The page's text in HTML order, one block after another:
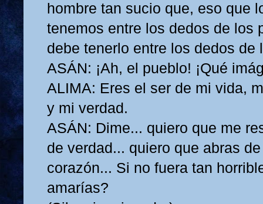
hombre tan sucio que, eso que
tenemos entre los dedos de los
debe tenerlo entre los dedos de
ASÁN: ¡Ah, el pueblo! ¡Qué
ALIMA: Eres el ser de mi vida,
y mi verdad.
ASÁN: Dime... quiero que me
de verdad... quiero que abras
corazón... Si no fuera tan
amarías?